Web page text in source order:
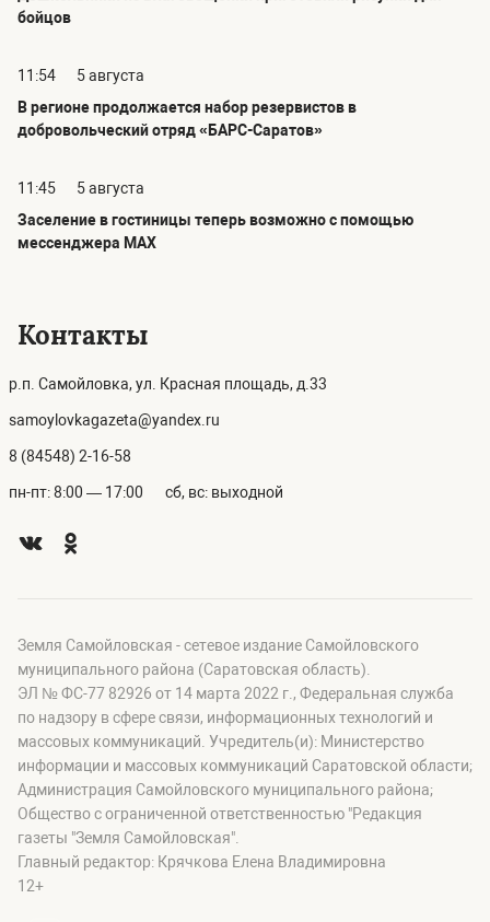
бойцов
11:54
5 августа
В регионе продолжается набор резервистов в
добровольческий отряд «БАРС-Саратов»
11:45
5 августа
Заселение в гостиницы теперь возможно с помощью
мессенджера MAX
Контакты
р.п. Самойловка, ул. Красная площадь, д.33
samoylovkagazeta@yandex.ru
8 (84548) 2-16-58
пн-пт: 8:00 — 17:00 сб, вс: выходной
Земля Самойловская - сетевое издание Самойловского
муниципального района (Саратовская область).
ЭЛ № ФС-77 82926 от 14 марта 2022 г., Федеральная служба
по надзору в сфере связи, информационных технологий и
массовых коммуникаций. Учредитель(и): Министерство
информации и массовых коммуникаций Саратовской области;
Администрация Самойловского муниципального района;
Общество с ограниченной ответственностью "Редакция
газеты "Земля Самойловская".
Главный редактор: Крячкова Елена Владимировна
12+